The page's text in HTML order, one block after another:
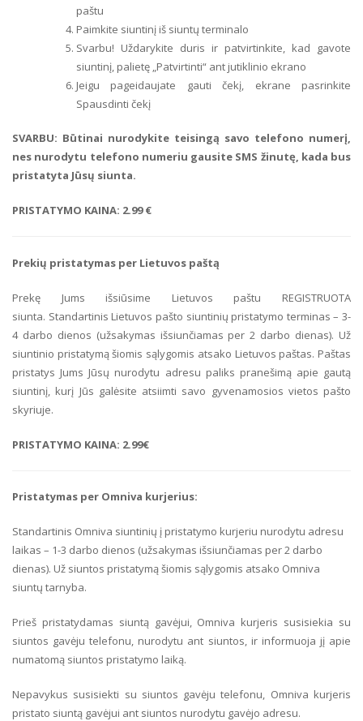
paštu
Paimkite siuntinį iš siuntų terminalo
Svarbu! Uždarykite duris ir patvirtinkite, kad gavote
siuntinį, palietę „Patvirtinti“ ant jutiklinio ekrano
Jeigu pageidaujate gauti čekį, ekrane pasrinkite
Spausdinti čekį
SVARBU: Būtinai nurodykite teisingą savo telefono numerį,
nes nurodytu telefono numeriu gausite SMS žinutę, kada bus
pristatyta Jūsų siunta.
PRISTATYMO KAINA: 2.99€
Prekių pristatymas per Lietuvos paštą
Prekę Jums išsiūsime Lietuvos paštu REGISTRUOTA
siunta. Standartinis Lietuvos pašto siuntinių pristatymo terminas – 3-
4 darbo dienos (užsakymas išsiunčiamas per 2 darbo dienas). Už
siuntinio pristatymą šiomis sąlygomis atsako Lietuvos paštas. Paštas
pristatys Jums Jūsų nurodytu adresu paliks pranešimą apie gautą
siuntinį, kurį Jūs galėsite atsiimti savo gyvenamosios vietos pašto
skyriuje.
PRISTATYMO KAINA: 2.99€
Pristatymas per Omniva kurjerius:
Standartinis Omniva siuntinių į pristatymo kurjeriu nurodytu adresu
laikas – 1-3 darbo dienos (užsakymas išsiunčiamas per 2 darbo
dienas). Už siuntos pristatymą šiomis sąlygomis atsako Omniva
siuntų tarnyba.
Prieš pristatydamas siuntą gavėjui, Omniva kurjeris susisiekia su
siuntos gavėju telefonu, nurodytu ant siuntos, ir informuoja jį apie
numatomą siuntos pristatymo laiką.
Nepavykus susisiekti su siuntos gavėju telefonu, Omniva kurjeris
pristato siuntą gavėjui ant siuntos nurodytu gavėjo adresu.